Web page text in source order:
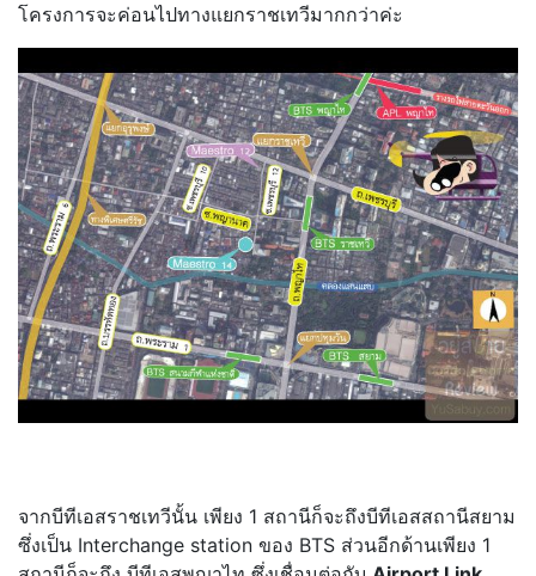
โครงการจะค่อนไปทางแยกราชเทวีมากกว่าค่ะ
จากบีทีเอสราชเทวีนั้น เพียง 1 สถานีก็จะถึงบีทีเอสสถานีสยาม
ซึ่งเป็น Interchange station ของ BTS ส่วนอีกด้านเพียง 1